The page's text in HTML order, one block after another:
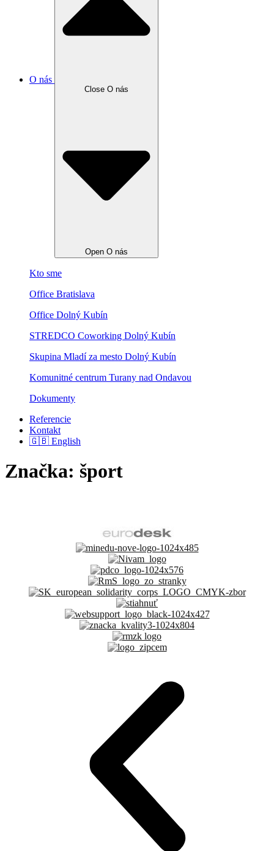
O nás
Close O nás
Open O nás
Kto sme
Office Bratislava
Office Dolný Kubín
STREDCO Coworking Dolný Kubín
Skupina Mladí za mesto Dolný Kubín
Komunitné centrum Turany nad Ondavou
Dokumenty
Referencie
Kontakt
🇬🇧 English
Značka: šport